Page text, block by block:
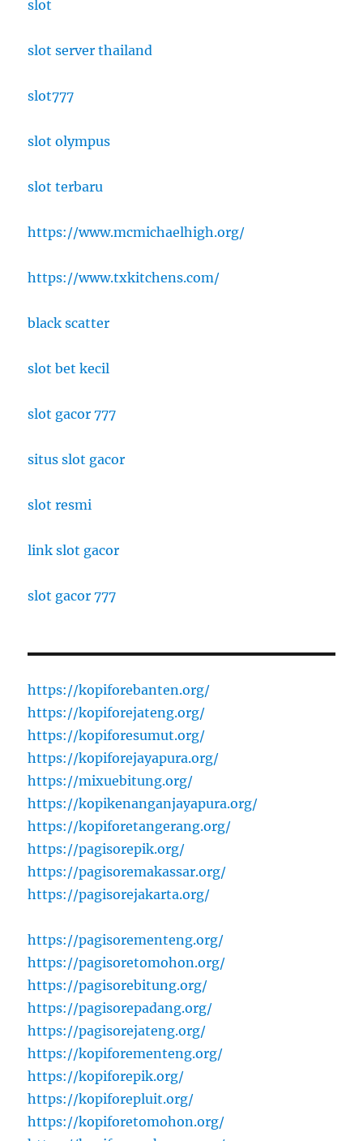
slot
slot server thailand
slot777
slot olympus
slot terbaru
https://www.mcmichaelhigh.org/
https://www.txkitchens.com/
black scatter
slot bet kecil
slot gacor 777
situs slot gacor
slot resmi
link slot gacor
slot gacor 777
https://kopiforebanten.org/
https://kopiforejateng.org/
https://kopiforesumut.org/
https://kopiforejayapura.org/
https://mixuebitung.org/
https://kopikenanganjayapura.org/
https://kopiforetangerang.org/
https://pagisorepik.org/
https://pagisoremakassar.org/
https://pagisorejakarta.org/
https://pagisorementeng.org/
https://pagisoretomohon.org/
https://pagisorebitung.org/
https://pagisorepadang.org/
https://pagisorejateng.org/
https://kopiforementeng.org/
https://kopiforepik.org/
https://kopiforepluit.org/
https://kopiforetomohon.org/